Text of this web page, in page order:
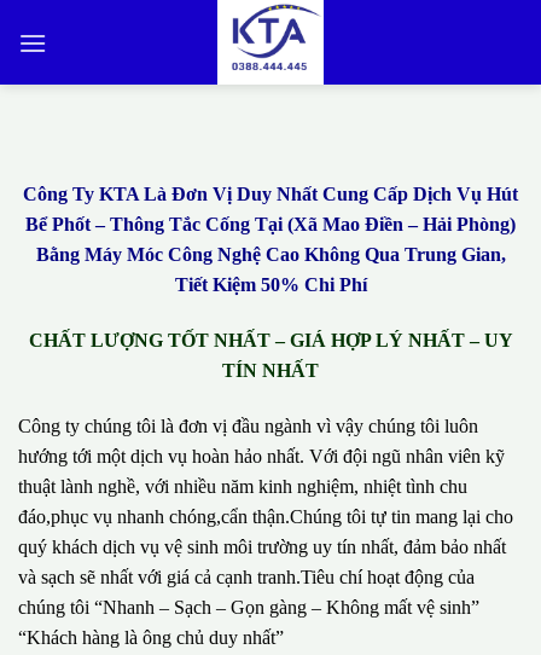
qua
Công Ty KTA Là Đơn Vị Duy Nhất Cung Cấp Dịch Vụ Hút
Bể Phốt – Thông Tắc Cống Tại (Xã Mao Điền – Hải Phòng)
Bằng Máy Móc Công Nghệ Cao Không Qua Trung Gian,
Tiết Kiệm 50% Chi Phí
CHẤT LƯỢNG TỐT NHẤT – GIÁ HỢP LÝ NHẤT – UY
TÍN NHẤT
Công ty chúng tôi là đơn vị đầu ngành vì vậy chúng tôi luôn
hướng tới một dịch vụ hoàn hảo nhất. Với đội ngũ nhân viên kỹ
thuật lành nghề, với nhiều năm kinh nghiệm, nhiệt tình chu
đáo,phục vụ nhanh chóng,cẩn thận.Chúng tôi tự tin mang lại cho
quý khách dịch vụ vệ sinh môi trường uy tín nhất, đảm bảo nhất
và sạch sẽ nhất với giá cả cạnh tranh.Tiêu chí hoạt động của
chúng tôi “Nhanh – Sạch – Gọn gàng – Không mất vệ sinh”
“Khách hàng là ông chủ duy nhất”